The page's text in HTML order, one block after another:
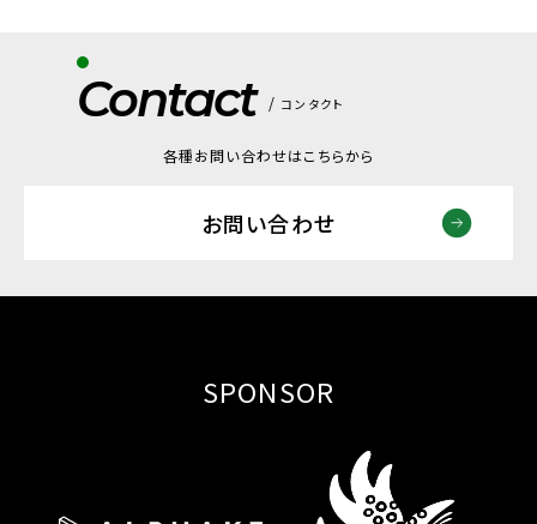
Contact コンタクト
各種お問い合わせはこちらから
お問い合わせ
SPONSOR